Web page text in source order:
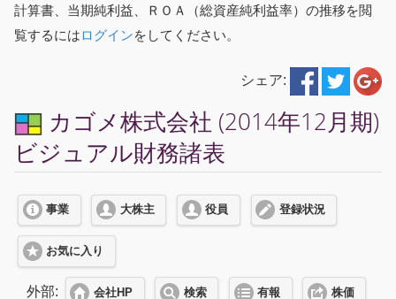
計算書、当期純利益、ＲＯＡ（総資産純利益率）の推移を閲
覧するにはログインをしてください。
シェア:
カゴメ株式会社 (2014年12月期)
ビジュアル財務諸表
事業 大株主 役員 登録状況
お気に入り
外部: 会社HP 検索 有報 株価